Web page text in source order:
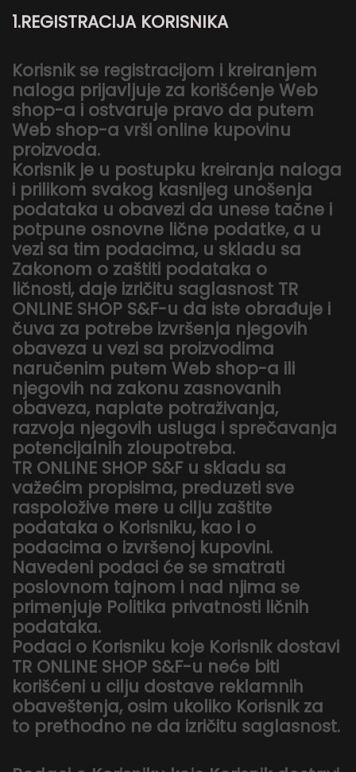
1.REGISTRACIJA KORISNIKA
Korisnik se registracijom i kreiranjem
naloga prijavljuje za korišćenje Web
shop-a i ostvaruje pravo da putem
Web shop-a vrši online kupovinu
proizvoda.
Korisnik je u postupku kreiranja naloga
i prilikom svakog kasnijeg unošenja
podataka u obavezi da unese tačne i
potpune osnovne lične podatke, a u
vezi sa tim podacima, u skladu sa
Zakonom o zaštiti podataka o
ličnosti, daje izričitu saglasnost TR
ONLINE SHOP S&F-u da iste obrađuje i
čuva za potrebe izvršenja njegovih
obaveza u vezi sa proizvodima
naručenim putem Web shop-a ili
njegovih na zakonu zasnovanih
obaveza, naplate potraživanja,
razvoja njegovih usluga i sprečavanja
potencijalnih zloupotreba.
TR ONLINE SHOP S&F u skladu sa
važećim propisima, preduzeti sve
raspoložive mere u cilju zaštite
podataka o Korisniku, kao i o
podacima o izvršenoj kupovini.
Navedeni podaci će se smatrati
poslovnom tajnom i nad njima se
primenjuje Politika privatnosti ličnih
podataka.
Podaci o Korisniku koje Korisnik dostavi
TR ONLINE SHOP S&F-u neće biti
korišćeni u cilju dostave reklamnih
obaveštenja, osim ukoliko Korisnik za
to prethodno ne da izričitu saglasnost.